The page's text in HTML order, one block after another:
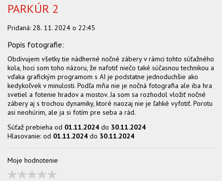
PARKÚR 2
Pridaná: 28. 11. 2024 o 22:45
Obdivujem všetky tie nádherné nočné zábery v rámci tohto súťažného
kola, hoci som toho názoru, že nafotiť niečo také súčasnou technikou a
vďaka grafickým programom s AI je podstatne jednoduchšie ako
kedykoľvek v minulosti. Podľa mňa nie je nočná fotografia ale iba hra
svetiel a fotenie hradov a mostov. Ja som sa rozhodol vložiť nočné
zábery aj s trochou dynamiky, ktoré naozaj nie je ľahké vyfotiť. Porotu
asi neohúrim, ale ja si fotím pre seba a rád.
Súťaž prebieha od 01.11.2024 do 30.11.2024
Hlasovanie: od 01.11.2024 do 30.11.2024
Moje hodnotenie